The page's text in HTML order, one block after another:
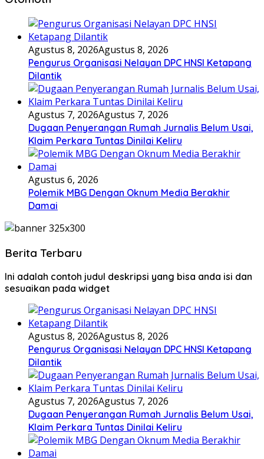
Agustus 8, 2026Agustus 8, 2026
Pengurus Organisasi Nelayan DPC HNSI Ketapang
Dilantik
Agustus 7, 2026Agustus 7, 2026
Dugaan Penyerangan Rumah Jurnalis Belum Usai,
Klaim Perkara Tuntas Dinilai Keliru
Agustus 6, 2026
Polemik MBG Dengan Oknum Media Berakhir
Damai
Berita Terbaru
Ini adalah contoh judul deskripsi yang bisa anda isi dan
sesuaikan pada widget
Agustus 8, 2026Agustus 8, 2026
Pengurus Organisasi Nelayan DPC HNSI Ketapang
Dilantik
Agustus 7, 2026Agustus 7, 2026
Dugaan Penyerangan Rumah Jurnalis Belum Usai,
Klaim Perkara Tuntas Dinilai Keliru